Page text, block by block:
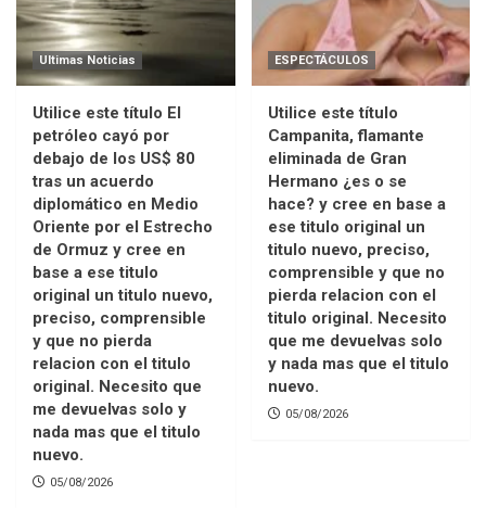
Ultimas Noticias
Utilice este título El
petróleo cayó por
debajo de los US$ 80
tras un acuerdo
diplomático en Medio
Oriente por el Estrecho
de Ormuz y cree en
base a ese titulo
original un titulo nuevo,
preciso, comprensible
y que no pierda
relacion con el titulo
original. Necesito que
me devuelvas solo y
nada mas que el titulo
nuevo.
05/08/2026
ESPECTÁCULOS
Utilice este título
Campanita, flamante
eliminada de Gran
Hermano ¿es o se
hace? y cree en base a
ese titulo original un
titulo nuevo, preciso,
comprensible y que no
pierda relacion con el
titulo original. Necesito
que me devuelvas solo
y nada mas que el titulo
nuevo.
05/08/2026